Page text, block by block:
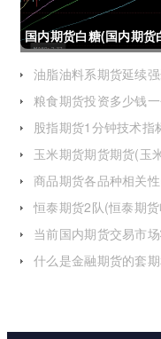
国内期货白糖(国内期货
糖合约是怎么交割)
油脂油料系期货延续
粮食期货投资多少钱
股指期货1分钟技术指
玉米期货期货期货(玉
商品期货各品种相关
恒泰期货2队(恒泰期
当前国内期货交易市
什么是金融期货的套